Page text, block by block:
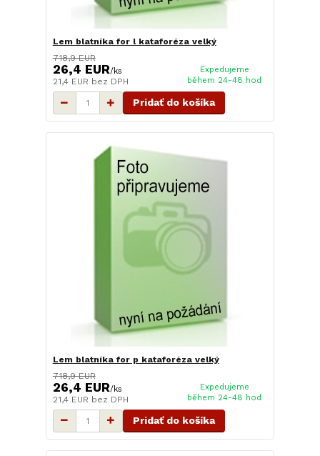
Lem blatníka for l kataforéza velký
718,9 EUR
26,4 EUR/ks
21,4 EUR bez DPH
Expedujeme
během 24-48 hod
Pridať do košíka
Lem blatníka for p kataforéza velký
718,9 EUR
26,4 EUR/ks
21,4 EUR bez DPH
Expedujeme
během 24-48 hod
Pridať do košíka